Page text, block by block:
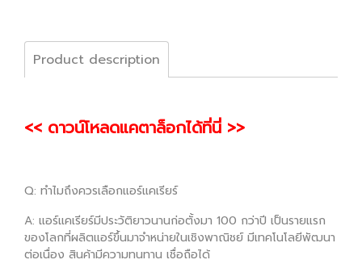
Product description
<< ดาวน์โหลดแคตาล็อกได้ที่นี่ >>
Q: ทำไมถึงควรเลือกแอร์แคเรียร์
A: แอร์แคเรียร์มีประวัติยาวนานก่อตั้งมา 100 กว่าปี เป็นรายแรก
ของโลกที่ผลิตแอร์ขึ้นมาจำหน่ายในเชิงพาณิชย์ มีเทคโนโลยีพัฒนา
ต่อเนื่อง สินค้ามีความทนทาน เชื่อถือได้